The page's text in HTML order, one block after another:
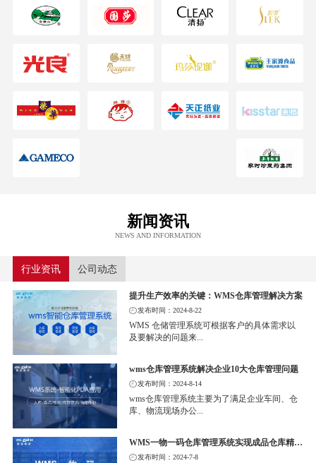
新闻资讯
NEWS AND INFORMATION
行业资讯 公司动态
提升生产效率的关键：WMS仓库管理解决方案
发布时间：2024-8-22
WMS 仓储管理系统可根据客户的具体需求以
及要解决的问题来...
wms仓库管理系统解决企业10大仓库管理问题
发布时间：2024-8-14
wms仓库管理系统主要为了满足企业车间、仓
库、物流现场办公...
WMS一物一码仓库管理系统实现成品仓库精细化管理
发布时间：2024-7-8